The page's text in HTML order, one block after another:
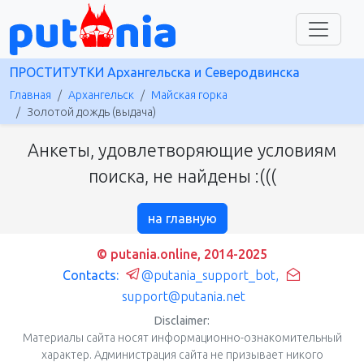
ПРОСТИТУТКИ Архангельска и Северодвинска
Главная Архангельск
Майская горка
Золотой дождь (выдача)
Анкеты, удовлетворяющие условиям
поиска, не найдены :(((
на главную
© putania.online, 2014-2025
Contacts:
@putania_support_bot,
support@putania.net
Disclaimer:
Материалы сайта носят информационно-ознакомительный
характер. Администрация сайта не призывает никого